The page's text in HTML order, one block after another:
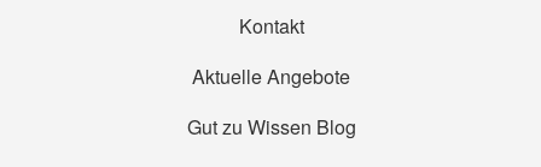
Kontakt
Aktuelle Angebote
Gut zu Wissen Blog